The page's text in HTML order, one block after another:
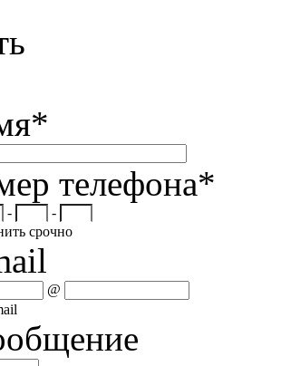
*
телефона*
-
-
срочно
@